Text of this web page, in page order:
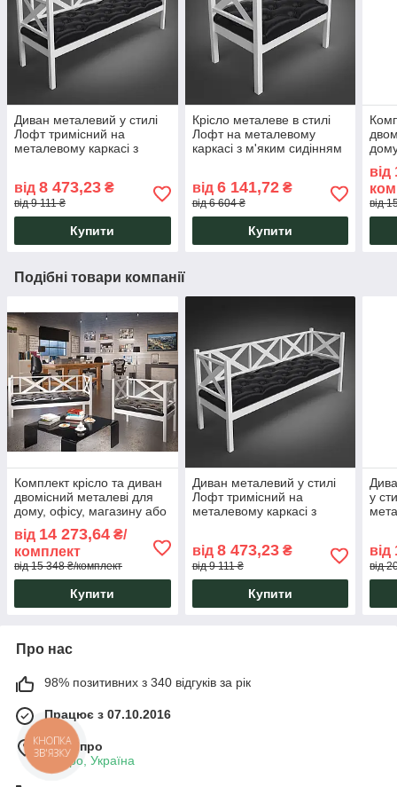
Диван металевий у стилі
Лофт тримісний на
металевому каркасі з
від 8 473,23 ₴
від 9 111 ₴
Купити
Крісло металеве в стилі
Лофт на металевому
каркасі з м'яким сидінням
від 6 141,72₴
від 6 604 ₴
Купити
в
від
від
Подібні товари компанії
Комплект крісло та диван
двомісний металеві для
дому, офісу, магазину або
Тенеро
від 14 273,64 ₴/
комплект
від 15 348 ₴/комплект
Купити
Диван металевий у стилі
Лофт тримісний на
металевому каркасі з
від 8 473,23₴
від 9 111 ₴
Купити
у
від
від
Про нас
98% позитивних з 340 відгуків за рік
Працює з 07.10.2016
м. Дніпро
Дніпро, Україна
КНОПКА
ЗВ'ЯЗКУ